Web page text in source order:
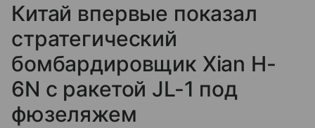
Китай впервые показал
стратегический
бомбардировщик Xian H-
6N с ракетой JL-1 под
фюзеляжем